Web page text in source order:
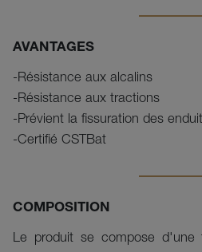
AVANTAGES
-Résistance aux alcalins
-Résistance aux tractions
-Prévient la fissuration des
-Certifié CSTBat
COMPOSITION
Le produit se compose d'une